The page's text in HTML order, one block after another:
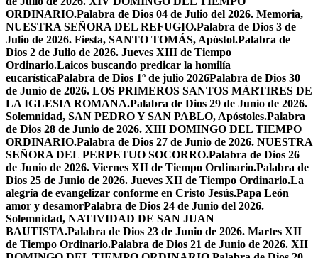
ORDINARIO.Palabra de Dios 04 de Julio del 2026. Memoria,
NUESTRA SEÑORA DEL REFUGIO.Palabra de Dios 3 de
Julio de 2026. Fiesta, SANTO TOMÁS, Apóstol.Palabra de
Dios 2 de Julio de 2026. Jueves XIII de Tiempo
Ordinario.Laicos buscando predicar la homilía
eucarísticaPalabra de Dios 1º de julio 2026Palabra de Dios 30
de Junio de 2026. LOS PRIMEROS SANTOS MÁRTIRES DE
LA IGLESIA ROMANA.Palabra de Dios 29 de Junio de 2026.
Solemnidad, SAN PEDRO Y SAN PABLO, Apóstoles.Palabra
de Dios 28 de Junio de 2026. XIII DOMINGO DEL TIEMPO
ORDINARIO.Palabra de Dios 27 de Junio de 2026. NUESTRA
SEÑORA DEL PERPETUO SOCORRO.Palabra de Dios 26
de Junio de 2026. Viernes XII de Tiempo Ordinario.Palabra de
Dios 25 de Junio de 2026. Jueves XII de Tiempo Ordinario.La
alegría de evangelizar conforme en Cristo Jesús.Papa León
amor y desamorPalabra de Dios 24 de Junio del 2026.
Solemnidad, NATIVIDAD DE SAN JUAN
BAUTISTA.Palabra de Dios 23 de Junio de 2026. Martes XII
de Tiempo Ordinario.Palabra de Dios 21 de Junio de 2026. XII